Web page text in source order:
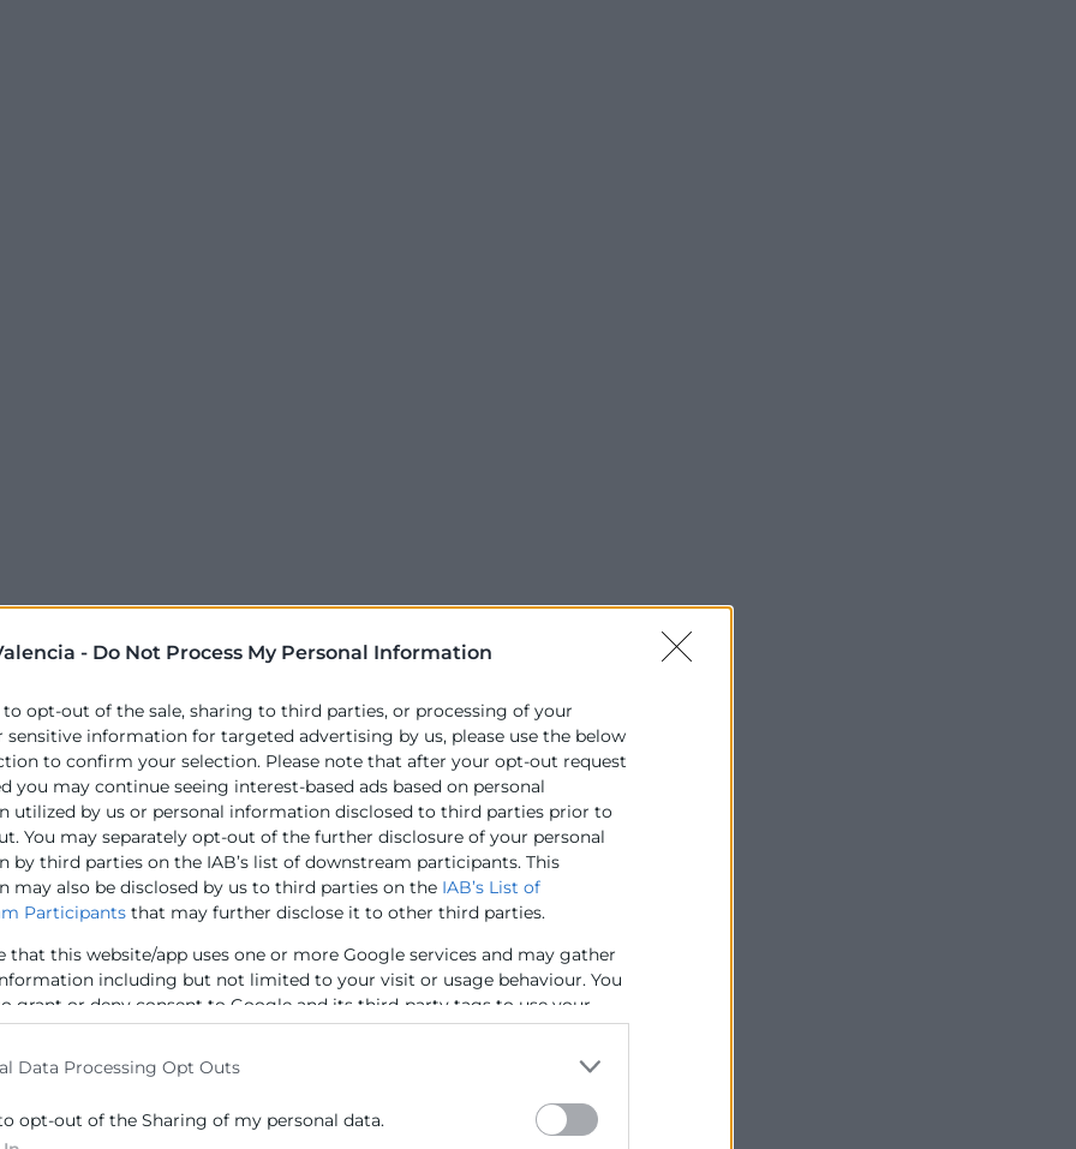
- Do Not Process My Personal Information
to opt-out of the sale, sharing to third parties, or processing of your
sensitive information for targeted advertising by us, please use the below
to confirm your selection. Please note that after your opt-out request
you may continue seeing interest-based ads based on personal
utilized by us or personal information disclosed to third parties prior to
You may separately opt-out of the further disclosure of your personal
by third parties on the IAB’s list of downstream participants. This
may also be disclosed by us to third parties on the IAB’s List of
Participants that may further disclose it to other third parties.
that this website/app uses one or more Google services and may gather
including but not limited to your visit or usage behaviour. You
grant or deny consent to Google and its third-party tags to use your
specified purposes in below Google consent section.
Data Processing Opt Outs
opt-out of the Sharing of my personal data.